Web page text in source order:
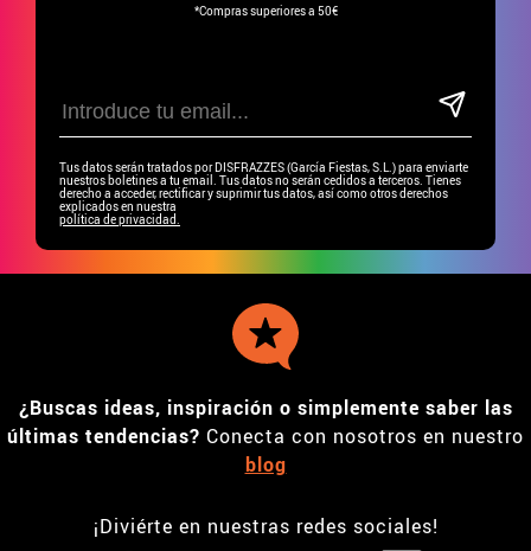
*Compras superiores a 50€
Tus datos serán tratados por DISFRAZZES (García Fiestas, S.L.) para enviarte
nuestros boletines a tu email. Tus datos no serán cedidos a terceros. Tienes
derecho a acceder, rectificar y suprimir tus datos, así como otros derechos
explicados en nuestra
política de privacidad.
¿Buscas ideas, inspiración o simplemente saber las
últimas tendencias? Conecta con nosotros en nuestro
blog
¡Diviérte en nuestras redes sociales!